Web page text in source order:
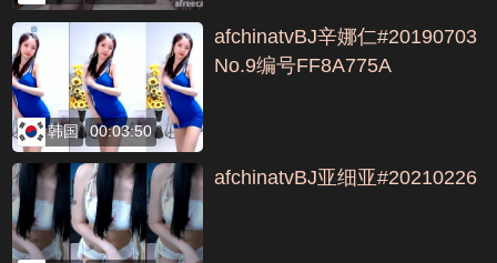
韩国 00:03:50
afchinatvBJ辛娜仁#20190703
No.9编号FF8A775A
afchinatvBJ亚细亚#20210226